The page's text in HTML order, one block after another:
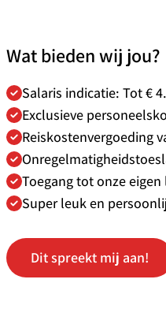
Wat bieden wij jou?
Salaris indicatie: Tot €
Exclusieve
Reiskostenvergoeding
Toegang tot onze
Super leuk en
Dit spreekt mij aan!